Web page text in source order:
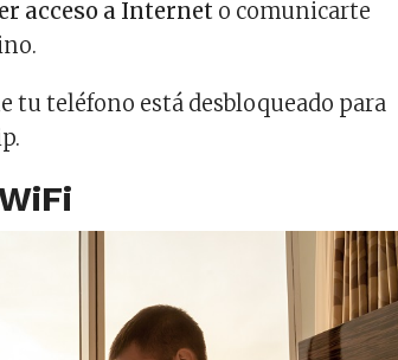
acceso a Internet o comunicarte
tu teléfono está desbloqueado para